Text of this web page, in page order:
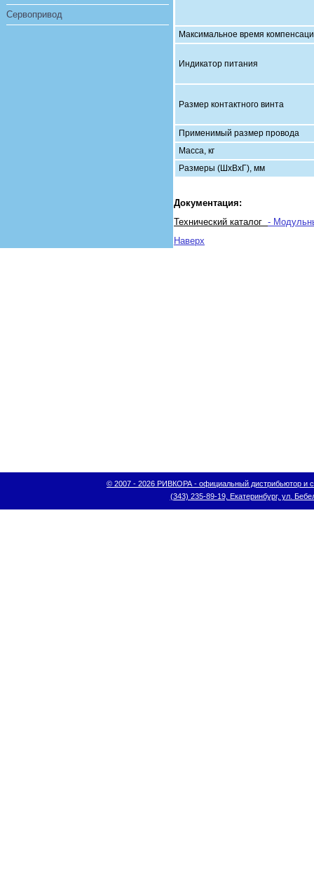
Сервопривод
Максимальное время
Индикатор питания
Размер контактного винта
Применимый размер провода
Масса, кг
Размеры (ШхВхГ), мм
Документация:
Технический каталог -
Наверх
© 2007 - 2026 РИВКОРА - официальный дистрибьютор и
(343) 235-89-19, Екатеринбург, ул.